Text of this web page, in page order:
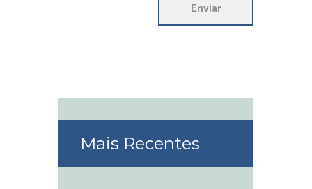
Mais Recentes